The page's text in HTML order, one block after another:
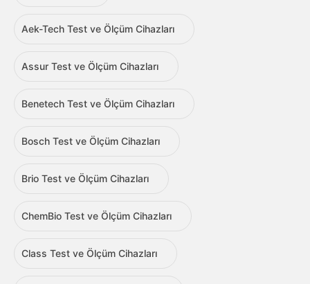
Aek-Tech Test ve Ölçüm Cihazları
Assur Test ve Ölçüm Cihazları
Benetech Test ve Ölçüm Cihazları
Bosch Test ve Ölçüm Cihazları
Brio Test ve Ölçüm Cihazları
ChemBio Test ve Ölçüm Cihazları
Class Test ve Ölçüm Cihazları